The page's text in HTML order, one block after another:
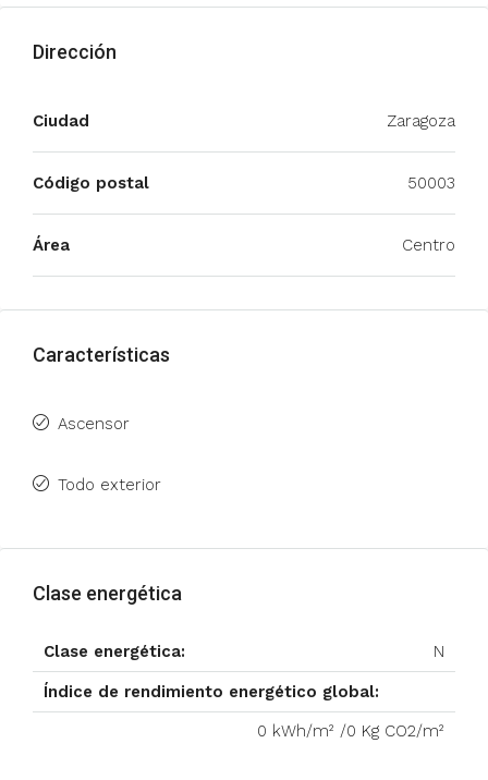
Dirección
Ciudad Zaragoza
Código postal 50003
Área Centro
Características
Ascensor
Todo exterior
Clase energética
Clase energética: N
Índice de rendimiento energético global:
0 kWh/m² /0 Kg CO2/m²